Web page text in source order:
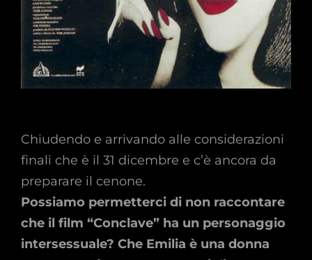
Chiudendo e arrivando alle considerazioni
finali che è il 31 dicembre e c’è ancora da
preparare il cenone.
Possiamo permetterci di non raccontare
che il film “Conclave” ha un personaggio
intersessuale? Che Emilia è una donna